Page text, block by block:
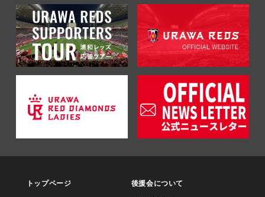
トップページ 後援会について